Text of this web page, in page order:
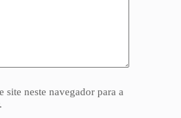
site neste navegador para a